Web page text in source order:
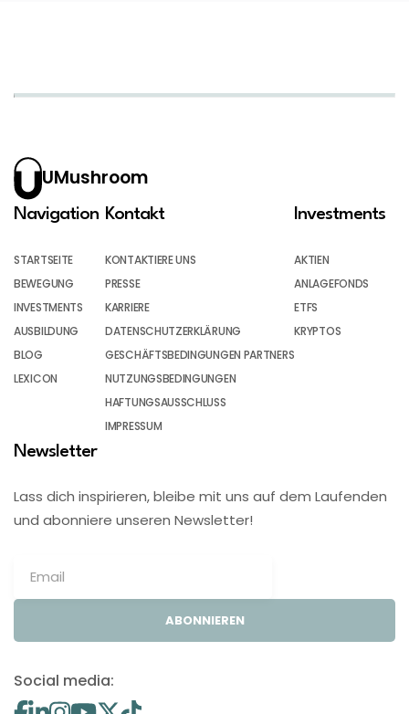
UMushroom
Navigation
STARTSEITE
BEWEGUNG
INVESTMENTS
AUSBILDUNG
BLOG
LEXICON
Kontakt
KONTAKTIERE UNS
PRESSE
KARRIERE
DATENSCHUTZERKLÄRUNG
GESCHÄFTSBEDINGUNGEN PARTNERS
NUTZUNGSBEDINGUNGEN
HAFTUNGSAUSSCHLUSS
IMPRESSUM
Investments
AKTIEN
ANLAGEFONDS
ETFS
KRYPTOS
Newsletter
Lass dich inspirieren, bleibe mit uns auf dem Laufenden
und abonniere unseren Newsletter!
ABONNIEREN
Social media: